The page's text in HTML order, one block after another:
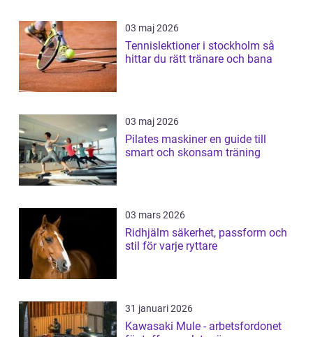
03 maj 2026
Tennislektioner i stockholm så
hittar du rätt tränare och bana
03 maj 2026
Pilates maskiner en guide till
smart och skonsam träning
03 mars 2026
Ridhjälm säkerhet, passform och
stil för varje ryttare
31 januari 2026
Kawasaki Mule - arbetsfordonet